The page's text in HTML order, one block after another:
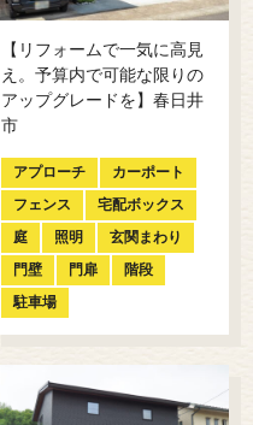
【リフォームで一気に高見
え。予算内で可能な限りの
アップグレードを】春日井
市
アプローチ
カーポート
フェンス
宅配ボックス
庭
照明
玄関まわり
門壁
門扉
階段
駐車場